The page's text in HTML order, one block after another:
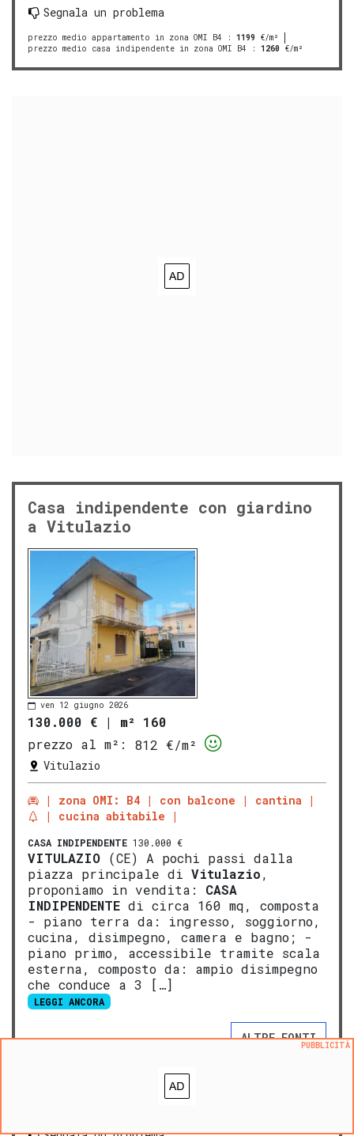
Segnala un problema
prezzo medio appartamento in zona OMI B4 : 1199 €/m²
prezzo medio casa indipendente in zona OMI B4 : 1260 €/m²
Casa indipendente con giardino
a Vitulazio
ven 12 giugno 2026
130.000 € | m² 160
prezzo al m²:
812 €/m²
Vitulazio
zona OMI: B4 con balcone
cantina
cucina abitabile
CASA INDIPENDENTE 130.000 €
VITULAZIO (CE) A pochi passi dalla
piazza principale di Vitulazio,
proponiamo in vendita: CASA
INDIPENDENTE di circa 160 mq, composta
- piano terra da: ingresso, soggiorno,
cucina, disimpegno, camera e bagno; -
piano primo, accessibile tramite scala
esterna, composto da: ampio disimpegno
che conduce a 3 […]
LEGGI ANCORA
ALTRE FONTI
VALUTA questo immobile
Opinione di Caasa®
PUBBLICITÀ